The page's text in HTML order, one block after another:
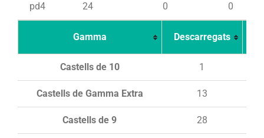
pd4 24 0 0
Gamma Descarregats
Castells de 10 1
Castells de Gamma Extra 13
Castells de 9 28